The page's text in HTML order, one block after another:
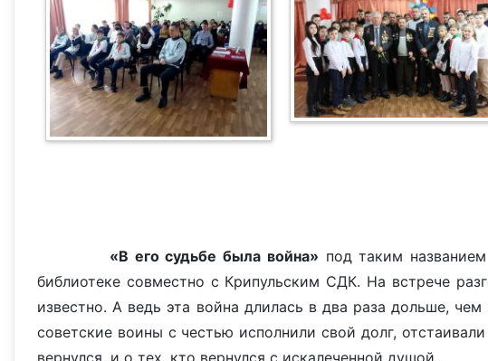
«В его судьбе была война» под таким
библиотеке совместно с Крипульским СДК. На встрече
известно. А ведь эта война длилась в два раза дольше,
советские воины с честью исполнили свой долг,
вернулся, и о тех, кто вернулся с искалеченной душой.